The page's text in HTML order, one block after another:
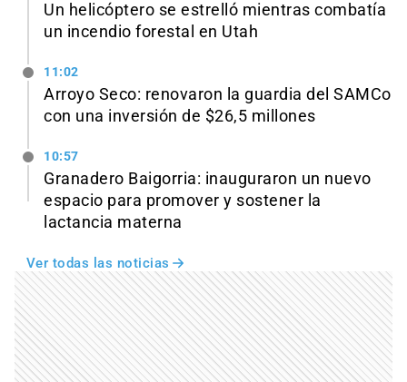
Un helicóptero se estrelló mientras combatía
un incendio forestal en Utah
11:02
Arroyo Seco: renovaron la guardia del SAMCo
con una inversión de $26,5 millones
10:57
Granadero Baigorria: inauguraron un nuevo
espacio para promover y sostener la
lactancia materna
Ver todas las noticias